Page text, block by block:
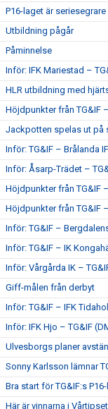
P16-laget är
Utbildning pågår
Påminnelse
Inför: IFK Mariestad –
HLR utbildning med
Höjdpunkter från TG&IF
Jackpotten spelas ut på
Inför: TG&IF – Brålanda IF
Inför: Åsarp-Trädet –
Höjdpunkter från TG&IF
Höjdpunkter från TG&IF
Inför: TG&IF –
Inför: TG&IF – IK
Inför: Vårgårda IK –
Giff-målen från derbyt
Inför: TG&IF – IFK
Inför: IFK Hjo – TG&IF
Ulvesborgs planer
Sonny Karlsson lämnar
Bra start för TG&IF:s
Här är vinnarna i Vårtipset